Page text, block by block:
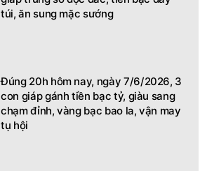
túi, ăn sung mặc sướng
Đúng 20h hôm nay, ngày 7/6/2026, 3
con giáp gánh tiền bạc tỷ, giàu sang
chạm đỉnh, vàng bạc bao la, vận may
tụ hội